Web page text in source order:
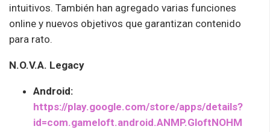
intuitivos. También han agregado varias funciones
online y nuevos objetivos que garantizan contenido
para rato.
N.O.V.A. Legacy
Android:
https://play.google.com/store/apps/details?
id=com.gameloft.android.ANMP.GloftNOHM